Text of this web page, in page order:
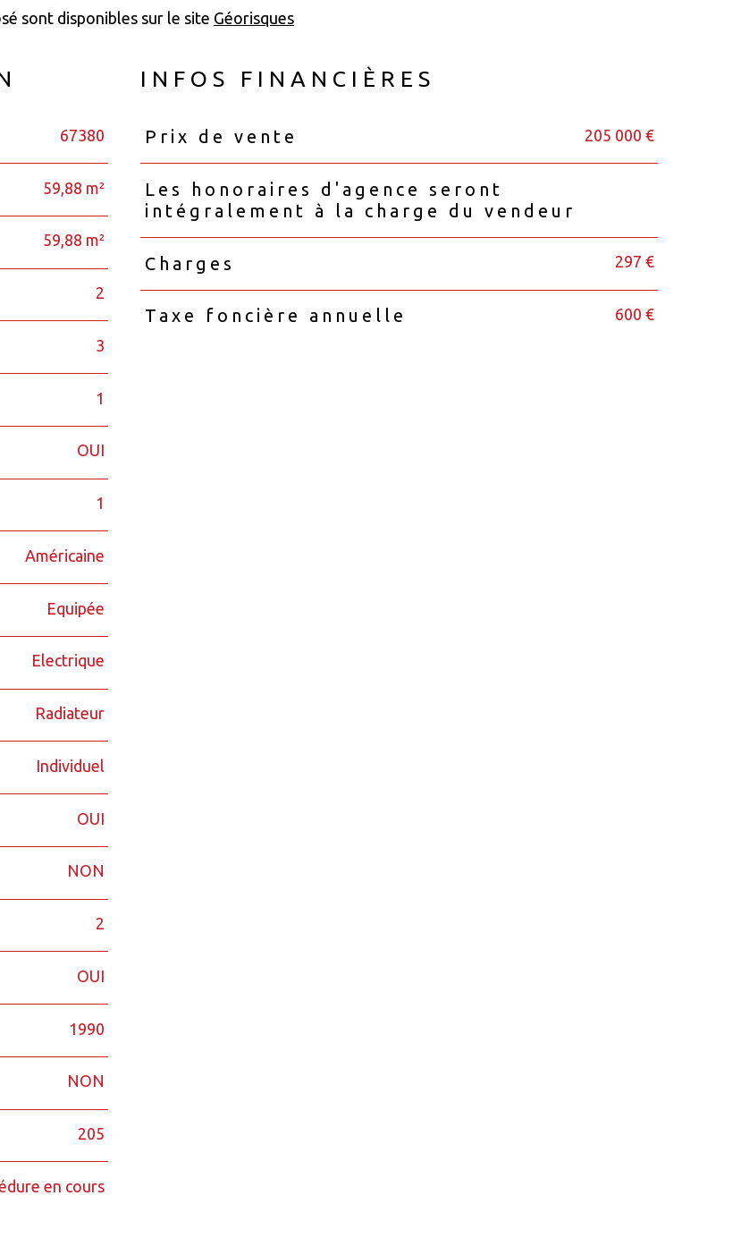
sont disponibles sur le site Géorisques
67380
59,88 m²
59,88 m²
2
3
1
OUI
1
Américaine
Equipée
Electrique
Radiateur
Individuel
OUI
NON
2
OUI
1990
NON
205
en cours
INFOS FINANCIÈRES
Caractéristiques Valeurs
Prix de vente 205 000 €
Les honoraires d'agence seront
intégralement à la charge du vendeur
Charges 297 €
Taxe foncière annuelle 600 €